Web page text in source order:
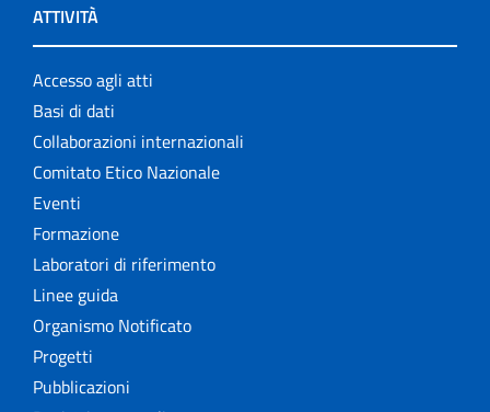
ATTIVITÀ
Accesso agli atti
Basi di dati
Collaborazioni internazionali
Comitato Etico Nazionale
Eventi
Formazione
Laboratori di riferimento
Linee guida
Organismo Notificato
Progetti
Pubblicazioni